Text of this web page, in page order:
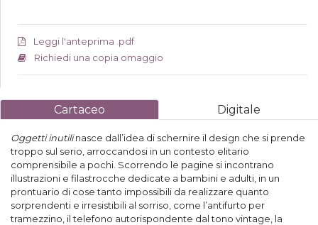
Leggi l'anteprima .pdf
Richiedi una copia omaggio
Cartaceo Digitale
Oggetti inutilinasce dall’idea di schernire il design che si prende
troppo sul serio, arroccandosi in un contesto elitario
comprensibile a pochi. Scorrendo le pagine si incontrano
illustrazioni e filastrocche dedicate a bambini e adulti, in un
prontuario di cose tanto impossibili da realizzare quanto
sorprendenti e irresistibili al sorriso, come l’antifurto per
tramezzino, il telefono autorispondente dal tono vintage, la